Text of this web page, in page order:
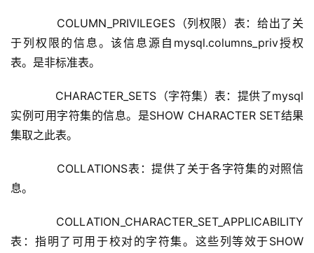
COLUMN_PRIVILEGES（列权限）表：给出了关
于列权限的信息。该信息源自mysql.columns_priv授权
表。是非标准表。
CHARACTER_SETS（字符集）表：提供了mysql
实例可用字符集的信息。是SHOW CHARACTER SET结果
集取之此表。
COLLATIONS表：提供了关于各字符集的对照信
息。
COLLATION_CHARACTER_SET_APPLICABILITY
表：指明了可用于校对的字符集。这些列等效于SHOW